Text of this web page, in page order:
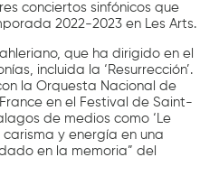
conciertos sinfónicos que
2022-2023 en Les Arts.
que ha dirigido en el
incluida la ‘Resurrección’.
la Orquesta Nacional de
en el Festival de Saint-
de medios como ‘Le
carisma y energía en una
en la memoria” del